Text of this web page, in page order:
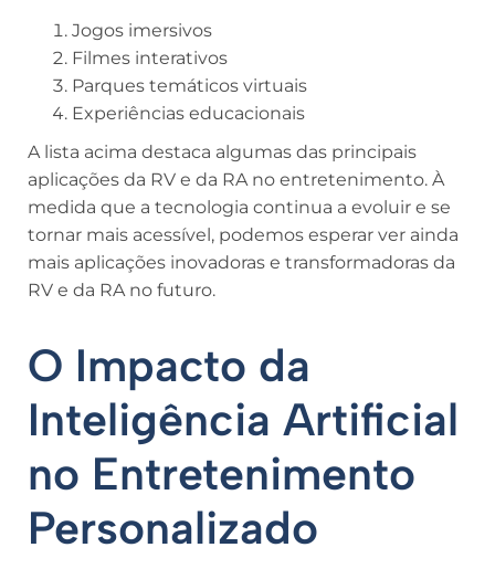
Jogos imersivos
Filmes interativos
Parques temáticos virtuais
Experiências educacionais
A lista acima destaca algumas das principais
aplicações da RV e da RA no entretenimento. À
medida que a tecnologia continua a evoluir e se
tornar mais acessível, podemos esperar ver ainda
mais aplicações inovadoras e transformadoras da
RV e da RA no futuro.
O Impacto da
Inteligência Artificial
no Entretenimento
Personalizado